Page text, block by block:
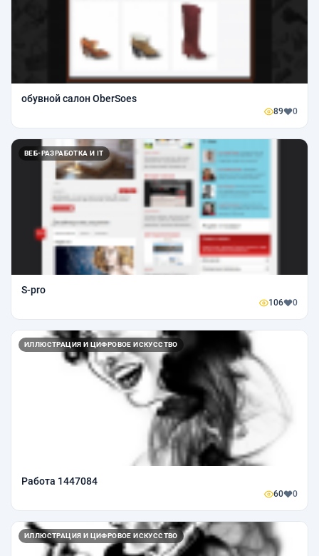
обувной салон OberSoes
89 0
ВЕБ-РАЗРАБОТКА И IT
S-pro
106 0
ИЛЛЮСТРАЦИЯ И ЦИФРОВОЕ ИСКУССТВО
Работа 1447084
60 0
ИЛЛЮСТРАЦИЯ И ЦИФРОВОЕ ИСКУССТВО